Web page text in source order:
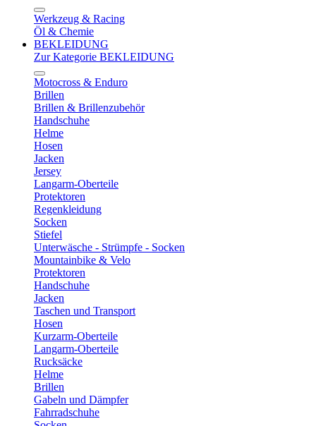
Werkzeug & Racing
Öl & Chemie
BEKLEIDUNG
Zur Kategorie BEKLEIDUNG
Motocross & Enduro
Brillen
Brillen & Brillenzubehör
Handschuhe
Helme
Hosen
Jacken
Jersey
Langarm-Oberteile
Protektoren
Regenkleidung
Socken
Stiefel
Unterwäsche - Strümpfe - Socken
Mountainbike & Velo
Protektoren
Handschuhe
Jacken
Taschen und Transport
Hosen
Kurzarm-Oberteile
Langarm-Oberteile
Rucksäcke
Helme
Brillen
Gabeln und Dämpfer
Fahrradschuhe